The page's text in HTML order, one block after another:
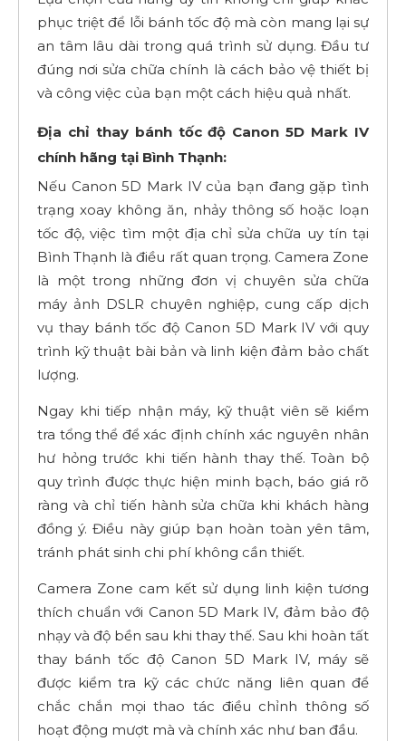
phục triệt để lỗi bánh tốc độ mà còn mang lại sự
an tâm lâu dài trong quá trình sử dụng. Đầu tư
đúng nơi sửa chữa chính là cách bảo vệ thiết bị
và công việc của bạn một cách hiệu quả nhất.
Địa chỉ thay bánh tốc độ Canon 5D Mark IV
chính hãng tại Bình Thạnh:
Nếu Canon 5D Mark IV của bạn đang gặp tình
trạng xoay không ăn, nhảy thông số hoặc loạn
tốc độ, việc tìm một địa chỉ sửa chữa uy tín tại
Bình Thạnh là điều rất quan trọng. Camera Zone
là một trong những đơn vị chuyên sửa chữa
máy ảnh DSLR chuyên nghiệp, cung cấp dịch
vụ thay bánh tốc độ Canon 5D Mark IV với quy
trình kỹ thuật bài bản và linh kiện đảm bảo chất
lượng.
Ngay khi tiếp nhận máy, kỹ thuật viên sẽ kiểm
tra tổng thể để xác định chính xác nguyên nhân
hư hỏng trước khi tiến hành thay thế. Toàn bộ
quy trình được thực hiện minh bạch, báo giá rõ
ràng và chỉ tiến hành sửa chữa khi khách hàng
đồng ý. Điều này giúp bạn hoàn toàn yên tâm,
tránh phát sinh chi phí không cần thiết.
Camera Zone cam kết sử dụng linh kiện tương
thích chuẩn với Canon 5D Mark IV, đảm bảo độ
nhạy và độ bền sau khi thay thế. Sau khi hoàn tất
thay bánh tốc độ Canon 5D Mark IV, máy sẽ
được kiểm tra kỹ các chức năng liên quan để
chắc chắn mọi thao tác điều chỉnh thông số
hoạt động mượt mà và chính xác như ban đầu.